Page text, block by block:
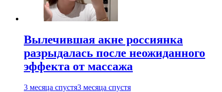
Вылечившая акне россиянка
разрыдалась после неожиданного
эффекта от массажа
3 месяца спустя3 месяца спустя